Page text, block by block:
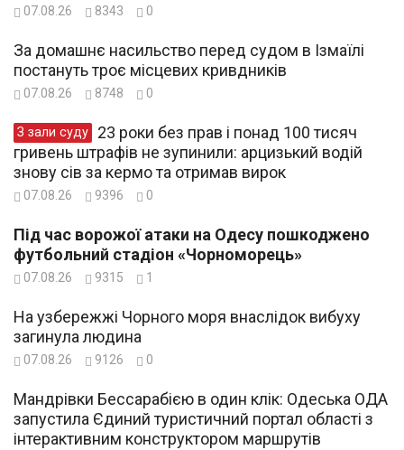
07.08.26 8343 0
За домашнє насильство перед судом в Ізмаїлі
постануть троє місцевих кривдників
07.08.26 8748 0
З зали суду
гривень штрафів не зупинили: арцизький водій
знову сів за кермо та отримав вирок
07.08.26 9396 0
Під час ворожої атаки на Одесу пошкоджено
футбольний стадіон «Чорноморець»
07.08.26 9315 1
На узбережжі Чорного моря внаслідок вибуху
загинула людина
07.08.26 9126 0
Мандрівки Бессарабією в один клік: Одеська ОДА
запустила Єдиний туристичний портал області з
інтерактивним конструктором маршрутів